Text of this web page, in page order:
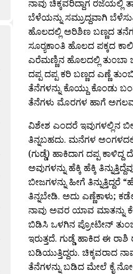
ನಾವು ಚಿಕ್ಕವರಿದ್ದಾಗ
ಬೆಳೆಯನ್ನು ಸಮ್ರುದ್ದವಾಗಿ
ಹೊಲದಲ್ಲಿ ಅರಿಶಿಣ ಬಣ್ಣದ
ಸೂರ‍್ಯಕಾಂತಿ ಹೊಲದ ಪಕ್ಕದ
ಎರೆಮಣ್ಣಿನ ಹೊಲದಲ್ಲಿ ತುಂಬಾ
ದಪ್ಪ ದಪ್ಪ ಕರಿ ಬಣ್ಣದ ಎಣ್ಣೆ
ತೆನೆಗಳನ್ನು ಕೊಯ್ದು ಕೊಂಡು
ತೆನೆಗಳು ಮೊರಗಳ ಹಾಗೆ
ವಿಶೇಶ ಎಂದರೆ ಇವುಗಳಲ್ಲಿನ
ತಿನ್ನಬಹದು. ಮನೆಗಳ ಅಂಗಳದಲ್ಲಿ
(ಗುಡ್ಡೆ) ಹಾಕಿದಾಗ ದಪ್ಪ
ಅವುಗಳನ್ನು ಹೆಕ್ಕಿ ಹೆಕ್ಕಿ
ಬೀಜಗಳನ್ನು ಹೀಗೆ ತಿನ್ನುತ್ತಿದ್ದರೆ
ತಿನ್ನಬೇಡಿ. ಅದು ಎಣ್ಣೆಕಾಳು;
ನಾವು ಅವರ ಯಾವ ಮಾತನ್ನು
ಬಿಡಿಸಿ ಒಳಗಿನ ಪ್ರೋಟೀನ್ ತುಂಬಿದ
ಇರುತ್ತದೆ. ಗುಡ್ಡೆ ಹಾಕಿದ ಈ
ಬಡಿಯುತ್ತಿದ್ದರು. ಚಿಕ್ಕವರಾದ
ತೆನೆಗಳನ್ನು ಬಡಿದ ಮೇಲೆ ಕೈ